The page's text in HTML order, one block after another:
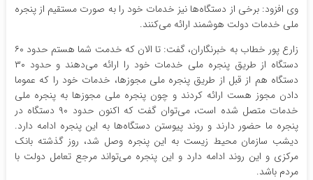
وی افزود: برخی از دستگاه‌ها نیز خدمات خود را به صورت مستقیم از پنجره
ملی خدمات دولت هوشمند ارائه می‌کنند.
زارع پور خطاب به خبرنگاران، گفت: تا الان که خدمت شما هستم حدود ۶۰
دستگاه از طریق پنجره ملی خدمات خود را ارائه می‌دهند و حدود ۳۰
دستگاه هم از قبل از طریق پنجره ملی مجوزها، خدمات خود را که عموما
دادن مجوز هست ارائه کردند و چون پنجره ملی مجوزها به پنجره ملی
خدمات متصل شده است، می‌توان گفت که اکنون حدود ۹۰ دستگاه در
پنجره ما حضور دارند و روند پیوستن دستگاه‌ها به این پنجره ادامه دارد.
دیشب سازمان محیط زیست به این پنجره وصل شد، روز گذشته بانک
مرکزی و این روند ادامه دارد و این پنجره می‌تواند مرجع تعامل دولت با
مردم باشد.